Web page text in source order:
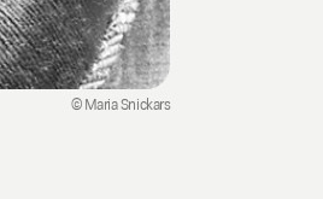
© Maria Snickars